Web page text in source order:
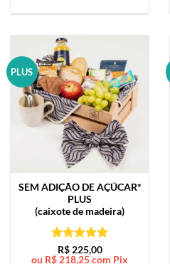
PLUS
SEM ADIÇÃO DE AÇÚCAR*
PLUS
(caixote de madeira)
Avaliação5
de 5
R$225,00
ou R$ 218,25com Pix